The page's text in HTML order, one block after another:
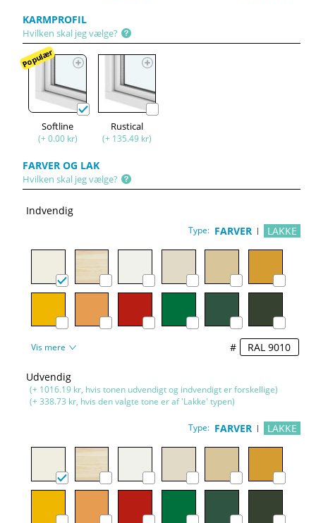
KARMPROFIL
Hvilken skal jeg vælge?
Populær
Softline
(+ 0.00 kr)
Rustical
(+ 135.49 kr)
FARVER OG LAK
Hvilken skal jeg vælge?
Indvendig
Type: FARVER LAKKE
Vis mere #
Udvendig
(+ 1016.19 kr, hvis tonen udvendigt og indvendigt er forskellige)
(+ 338.73 kr, hvis den valgte tone er af 'Lakke' typen)
Type: FARVER LAKKE